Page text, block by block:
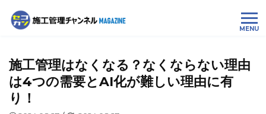
MENU
施工管理はなくなる？なくならない理由
は4つの需要とAI化が難しい理由に有
り！